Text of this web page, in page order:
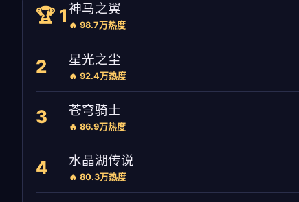
🏆 1神马之翼
🔥 98.7万热度
2 星光之尘
🔥 92.4万热度
3 苍穹骑士
🔥 86.9万热度
4 水晶湖传说
🔥 80.3万热度